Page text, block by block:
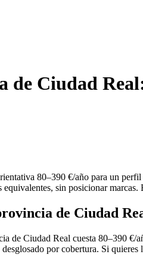
de Ciudad
80–390 €/año para un
sin posicionar
de Ciudad
de Ciudad Real cuesta 80–390
por cobertura. Si